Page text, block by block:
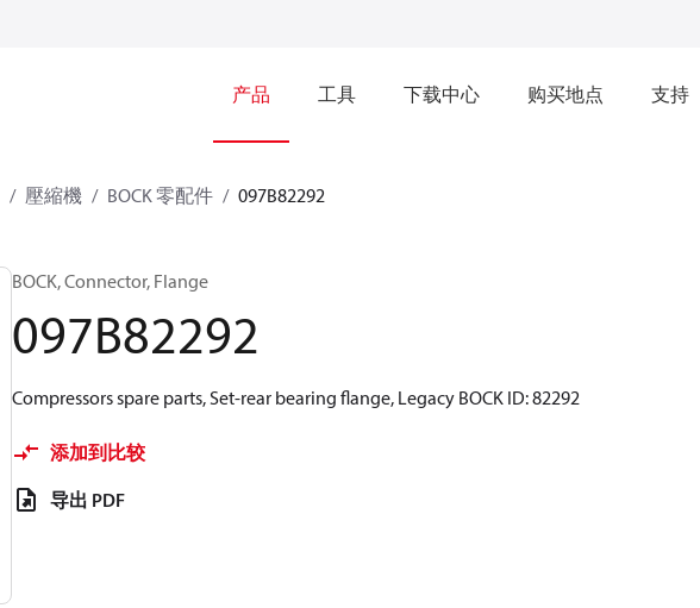
产品 工具 下载中心 购买地点 支持
壓縮機 BOCK 零配件 097B82292
BOCK, Connector, Flange
097B82292
Compressors spare parts, Set-rear bearing flange, Legacy BOCK ID: 82292
添加到比较
导出 PDF